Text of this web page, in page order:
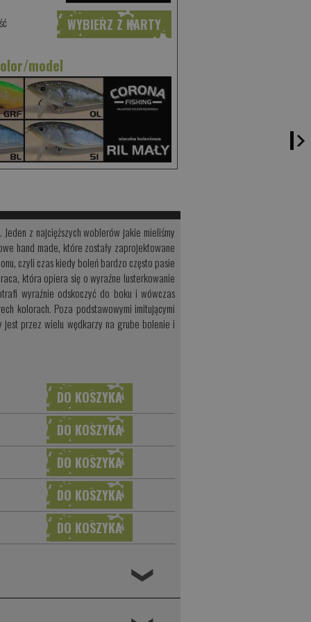
WYBIERZ Z KARTY
model
z najcięższych woblerów jakie mieliśmy
hand made, które zostały zaprojektowane
czyli czas kiedy boleń bardzo często pasie
która opiera się o wyraźne lusterkowanie
wyraźnie odskoczyć do boku i wówczas
kolorach. Poza podstawowymi imitującymi
przez wielu wędkarzy na grube bolenie i
❮